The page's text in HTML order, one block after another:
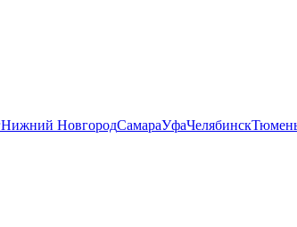
Нижний НовгородСамараУфаЧелябинск